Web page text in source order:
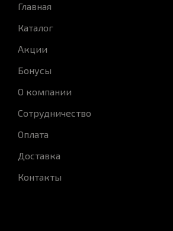
Главная
Каталог
Акции
Бонусы
О компании
Сотрудничество
Оплата
Доставка
Контакты